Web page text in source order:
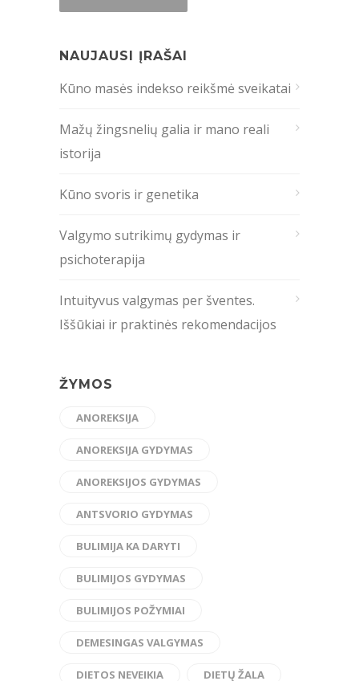
NAUJAUSI ĮRAŠAI
Kūno masės indekso reikšmė sveikatai
Mažų žingsnelių galia ir mano reali
istorija
Kūno svoris ir genetika
Valgymo sutrikimų gydymas ir
psichoterapija
Intuityvus valgymas per šventes.
Iššūkiai ir praktinės rekomendacijos
ŽYMOS
ANOREKSIJA
ANOREKSIJA GYDYMAS
ANOREKSIJOS GYDYMAS
ANTSVORIO GYDYMAS
BULIMIJA KA DARYTI
BULIMIJOS GYDYMAS
BULIMIJOS POŽYMIAI
DEMESINGAS VALGYMAS
DIETOS NEVEIKIA DIETŲ ŽALA